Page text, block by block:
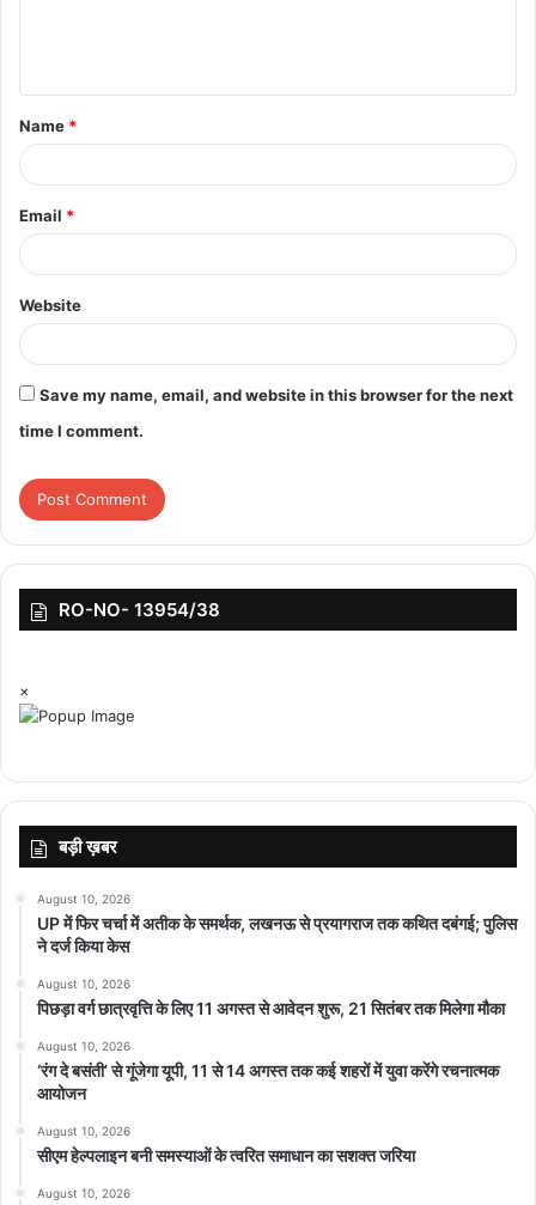
t
*
Name *
Email *
Website
Save my name, email, and website in this browser for the next
time I comment.
RO-NO- 13954/38
×
बड़ी ख़बर
August 10, 2026
UP में फिर चर्चा में अतीक के समर्थक, लखनऊ से प्रयागराज तक कथित दबंगई; पुलिस
ने दर्ज किया केस
August 10, 2026
पिछड़ा वर्ग छात्रवृत्ति के लिए 11 अगस्त से आवेदन शुरू, 21 सितंबर तक मिलेगा मौका
August 10, 2026
‘रंग दे बसंती’ से गूंजेगा यूपी, 11 से 14 अगस्त तक कई शहरों में युवा करेंगे रचनात्मक
आयोजन
August 10, 2026
सीएम हेल्पलाइन बनी समस्याओं के त्वरित समाधान का सशक्त जरिया
August 10, 2026